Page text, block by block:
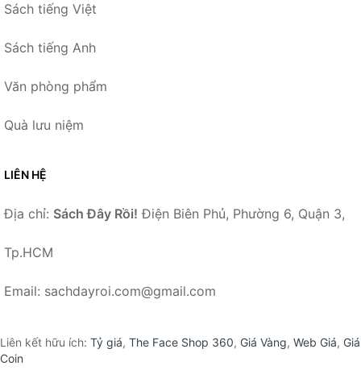
Sách tiếng Việt
Sách tiếng Anh
Văn phòng phẩm
Quà lưu niệm
LIÊN HỆ
Địa chỉ: Sách Đây Rồi! Điện Biên Phủ, Phường 6, Quận 3,
Tp.HCM
Email: sachdayroi.com@gmail.com
Liên kết hữu ích: Tỷ giá, The Face Shop 360, Giá Vàng, Web Giá, Giá
Coin